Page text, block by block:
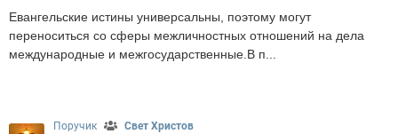
Евангельские истины универсальны, поэтому могут
переноситься со сферы межличностных отношений на дела
международные и межгосударственные.В п...
Поручик
Свет Христов